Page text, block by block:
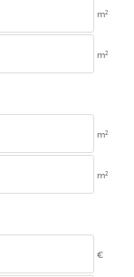
m2
m2
m2
m2
€